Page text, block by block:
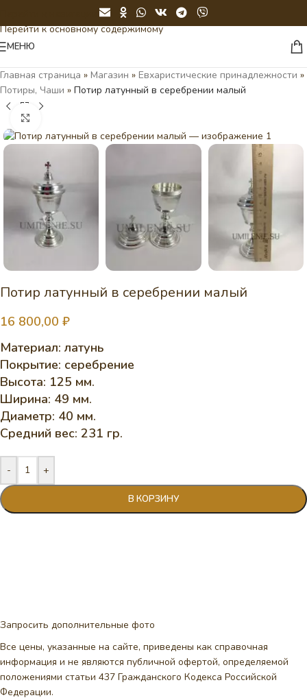
Перейти к основному содержимому
МЕНЮ
Главная страница » Магазин » Евхаристические принадлежности »
Потиры, Чаши » Потир латунный в серебрении малый
Потир латунный в серебрении малый
16 800,00 ₽
Материал: латунь
Покрытие: серебрение
Высота: 125 мм.
Ширина: 49 мм.
Диаметр: 40 мм.
Средний вес: 231 гр.
- +
В КОРЗИНУ
Запросить дополнительные фото
Все цены, указанные на сайте, приведены как справочная
информация и не являются публичной офертой, определяемой
положениями статьи 437 Гражданского Кодекса Российской
Федерации.